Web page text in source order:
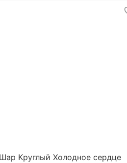
Шар Круглый Холодное сердце